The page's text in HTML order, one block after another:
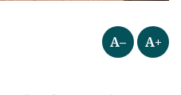
A– A+